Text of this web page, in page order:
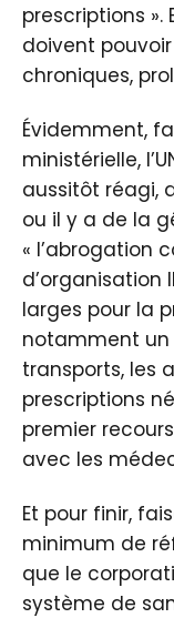
prescriptions ».
doivent
chroniques,
Évidemment,
ministérielle,
aussitôt réagi,
ou il y a de la
« l’abrogation
d’organisation
larges pour la
notamment un
transports, les
prescriptions
premier
avec les
Et pour finir,
minimum de
que le
système de